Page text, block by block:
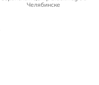
Челябинске